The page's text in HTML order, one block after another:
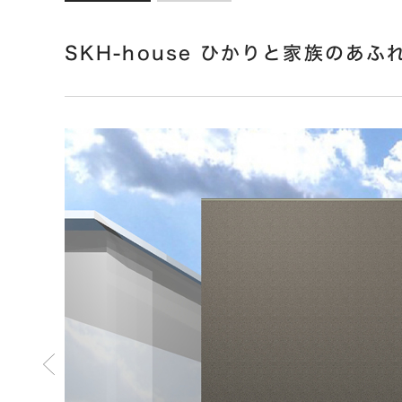
SKH-house ひかりと家族のあふ